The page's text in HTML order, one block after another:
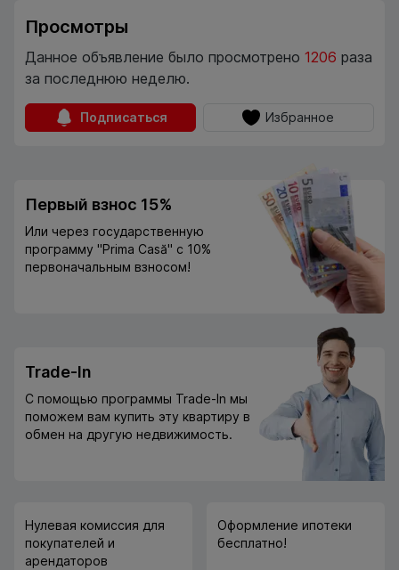
Просмотры
Данное объявление было просмотрено 1206 раза
за последнюю неделю.
Подписаться Избранное
Первый взнос 15%
Или через государственную
программу "Prima Casă" с 10%
первоначальным взносом!
Trade-In
С помощью программы Trade-In мы
поможем вам купить эту квартиру в
обмен на другую недвижимость.
Нулевая комиссия для
покупателей и
арендаторов
Оформление ипотеки
бесплатно!